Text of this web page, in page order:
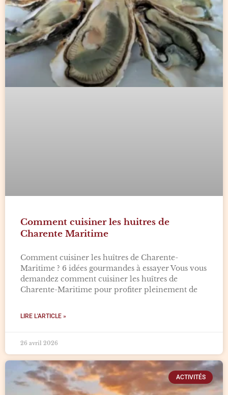
Comment cuisiner les huitres de
Charente Maritime
Comment cuisiner les huîtres de Charente-
Maritime ? 6 idées gourmandes à essayer Vous vous
demandez comment cuisiner les huîtres de
Charente-Maritime pour profiter pleinement de
LIRE L'ARTICLE »
26 avril 2026
ACTIVITÉS